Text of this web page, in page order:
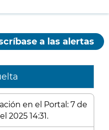
a las alertas
en el Portal: 7 de
2025 14:31.